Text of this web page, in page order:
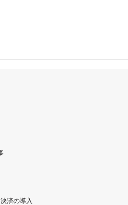
済の導入